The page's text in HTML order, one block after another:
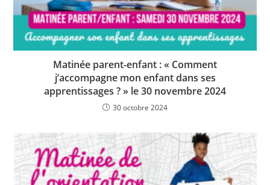
Matinée parent-enfant : « Comment
j’accompagne mon enfant dans ses
apprentissages ? » le 30 novembre 2024
30 octobre 2024